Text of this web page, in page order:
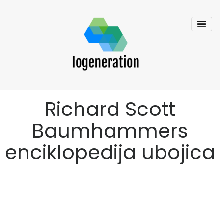
Richard Scott
Baumhammers
enciklopedija ubojica